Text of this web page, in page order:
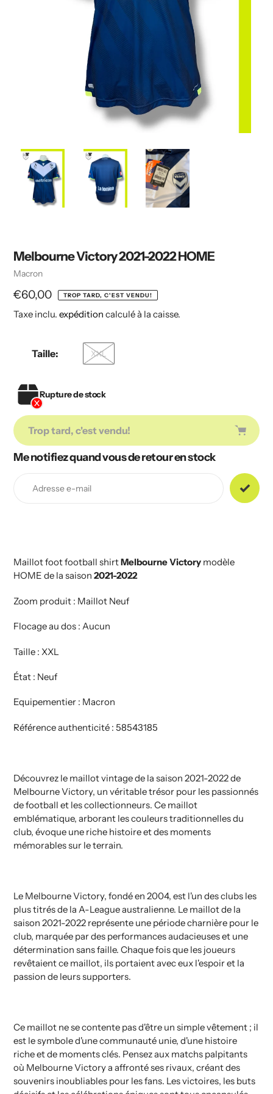
Melbourne Victory 2021-2022 HOME
Vendeuse
Macron
Prix
€60,00 TROP TARD, C'EST VENDU!
Taxe inclu. expédition calculé à la caisse.
Taille: XXL
Rupture de stock
Trop tard, c'est vendu!
Ajout
produit
Me notifiez quand vous de retour en stock
Maillot foot football shirtMelbourne Victory modèle
HOME de la saison 2021-2022
Zoom produit : Maillot Neuf
Flocage au dos : Aucun
Taille : XXL
État : Neuf
Equipementier : Macron
Référence authenticité : 58543185
Découvrez le maillot vintage de la saison 2021-2022 de
Melbourne Victory, un véritable trésor pour les passionnés
de football et les collectionneurs. Ce maillot
emblématique, arborant les couleurs traditionnelles du
club, évoque une riche histoire et des moments
mémorables sur le terrain.
Le Melbourne Victory, fondé en 2004, est l'un des clubs les
plus titrés de la A-League australienne. Le maillot de la
saison 2021-2022 représente une période charnière pour le
club, marquée par des performances audacieuses et une
détermination sans faille. Chaque fois que les joueurs
revêtaient ce maillot, ils portaient avec eux l'espoir et la
passion de leurs supporters.
Ce maillot ne se contente pas d'être un simple vêtement ; il
est le symbole d'une communauté unie, d'une histoire
riche et de moments clés. Pensez aux matchs palpitants
où Melbourne Victory a affronté ses rivaux, créant des
souvenirs inoubliables pour les fans. Les victoires, les buts